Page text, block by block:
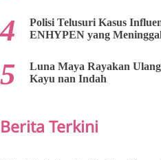
Polisi Telusuri Kasus
ENHYPEN yang
Luna Maya Rayakan
Kayu nan Indah
Berita Terkini